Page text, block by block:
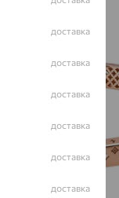
доставка
доставка
доставка
доставка
доставка
доставка